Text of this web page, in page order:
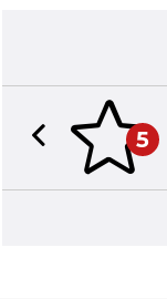
5
Previous slide